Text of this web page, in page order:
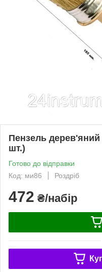
Пензель дерев'яний
шт.)
Готово до відправки
Код: ми86
Роздріб
472 ₴/набір